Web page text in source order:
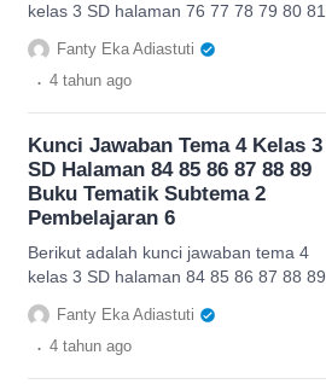
kelas 3 SD halaman 76 77 78 79 80 81
82 Buku Tematik Subtema 2
Pembelajaran 5.
Fanty Eka Adiastuti
. 4 tahun ago
Kunci Jawaban Tema 4 Kelas 3
SD Halaman 84 85 86 87 88 89
Buku Tematik Subtema 2
Pembelajaran 6
Berikut adalah kunci jawaban tema 4
kelas 3 SD halaman 84 85 86 87 88 89
Buku Tematik Subtema 2 Pembelajaran
6.
Fanty Eka Adiastuti
. 4 tahun ago